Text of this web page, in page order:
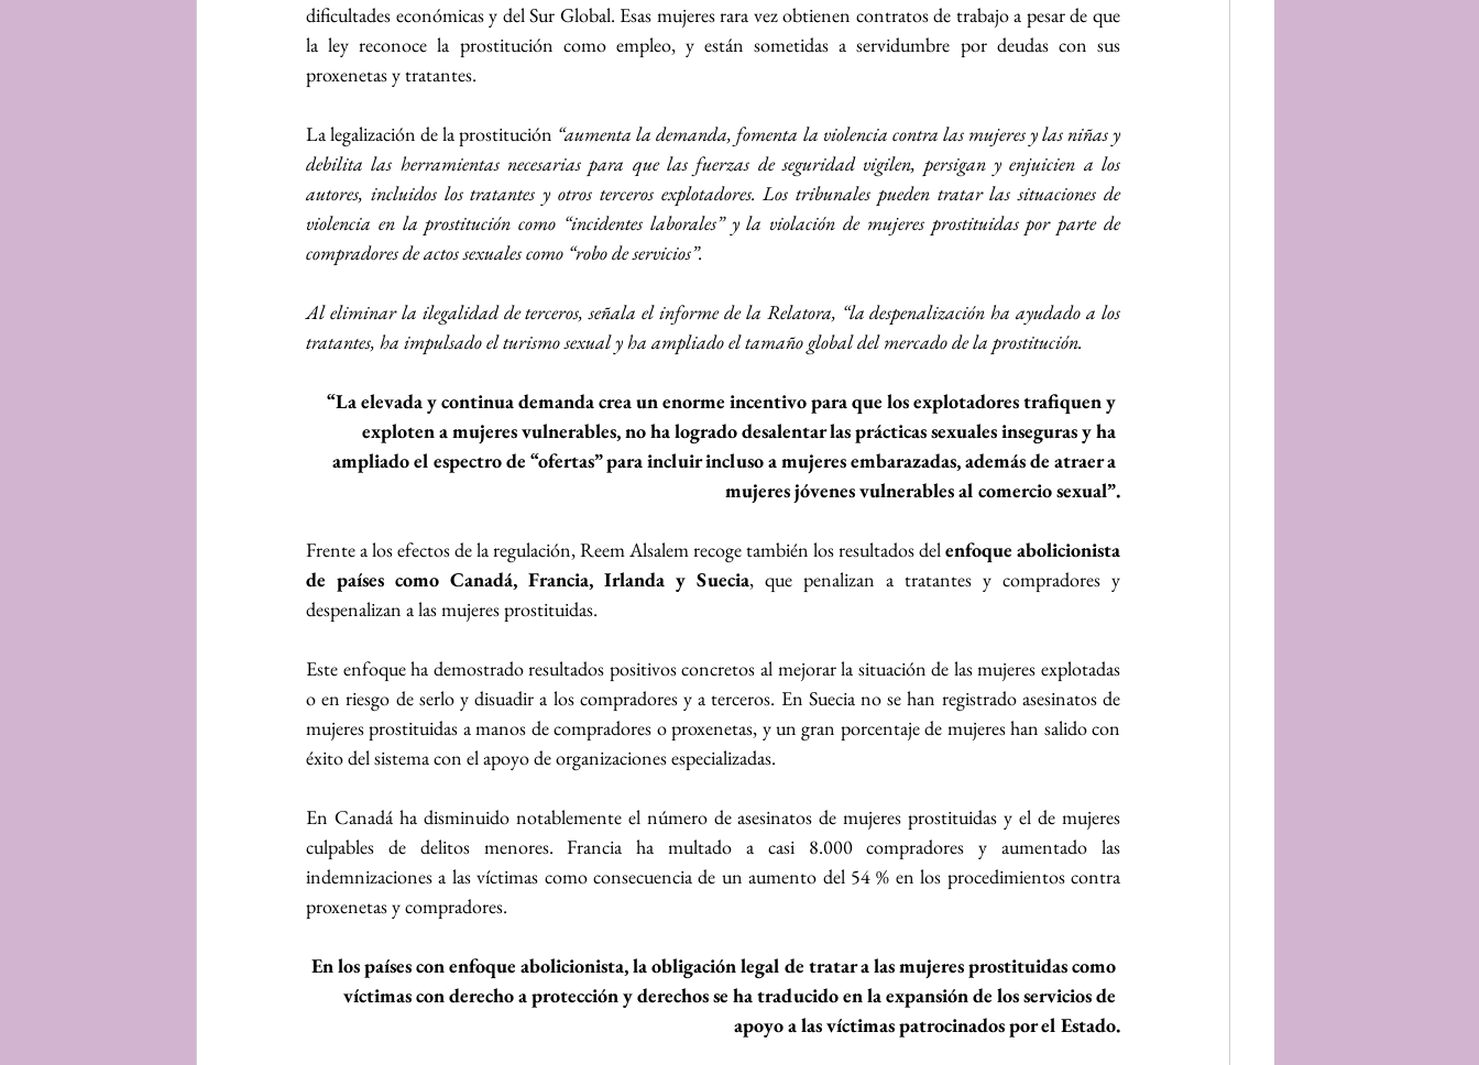
dificultades económicas y del Sur Global. Esas mujeres rara vez obtienen contratos de trabajo a pesar de que
la ley reconoce la prostitución como empleo, y están sometidas a servidumbre por deudas con sus
proxenetas y tratantes.
La legalización de la prostitución “aumenta la demanda, fomenta la violencia contra las mujeres y las niñas y
debilita las herramientas necesarias para que las fuerzas de seguridad vigilen, persigan y enjuicien a los
autores, incluidos los tratantes y otros terceros explotadores. Los tribunales pueden tratar las situaciones de
violencia en la prostitución como “incidentes laborales” y la violación de mujeres prostituidas por parte de
compradores de actos sexuales como “robo de servicios”.
Al eliminar la ilegalidad de terceros, señala el informe de la Relatora, “la despenalización ha ayudado a los
tratantes, ha impulsado el turismo sexual y ha ampliado el tamaño global del mercado de la prostitución.
“La elevada y continua demanda crea un enorme incentivo para que los explotadores trafiquen y
exploten a mujeres vulnerables, no ha logrado desalentar las prácticas sexuales inseguras y ha
ampliado el espectro de “ofertas” para incluir incluso a mujeres embarazadas, además de atraer a
mujeres jóvenes vulnerables al comercio sexual”.
Frente a los efectos de la regulación, Reem Alsalem recoge también los resultados del enfoque abolicionista
de países como Canadá, Francia, Irlanda y Suecia, que penalizan a tratantes y compradores y
despenalizan a las mujeres prostituidas.
Este enfoque ha demostrado resultados positivos concretos al mejorar la situación de las mujeres explotadas
o en riesgo de serlo y disuadir a los compradores y a terceros. En Suecia no se han registrado asesinatos de
mujeres prostituidas a manos de compradores o proxenetas, y un gran porcentaje de mujeres han salido con
éxito del sistema con el apoyo de organizaciones especializadas.
En Canadá ha disminuido notablemente el número de asesinatos de mujeres prostituidas y el de mujeres
culpables de delitos menores. Francia ha multado a casi 8.000 compradores y aumentado las
indemnizaciones a las víctimas como consecuencia de un aumento del 54 % en los procedimientos contra
proxenetas y compradores.
En los países con enfoque abolicionista, la obligación legal de tratar a las mujeres prostituidas como
víctimas con derecho a protección y derechos se ha traducido en la expansión de los servicios de
apoyo a las víctimas patrocinados por el Estado.